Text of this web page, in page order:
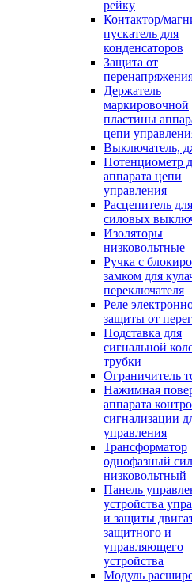
рейку
Контактор/
пускатель для
конденсаторов
Защита от
Держатель
маркировочной
пластины
цепи
Выключатель,
Потенциометр
аппарата цепи
управления
Расцепитель для
силовых
Изоляторы
низковольтные
Ручка с
замком для
переключателя
Реле
защиты от
Подставка для
сигнальной
трубки
Ограничитель
Нажимная
аппарата
сигнализации
управления
Трансформатор
однофазный
низковольтный
Панель
устройства
и защиты
защитного и
управляющего
устройства
Модуль